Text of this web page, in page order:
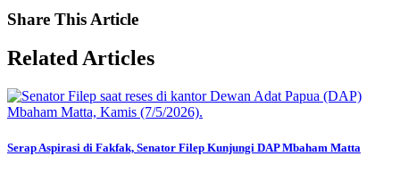
Share This Article
RelatedArticles
Serap Aspirasi di Fakfak, Senator Filep Kunjungi DAP Mbaham Matta